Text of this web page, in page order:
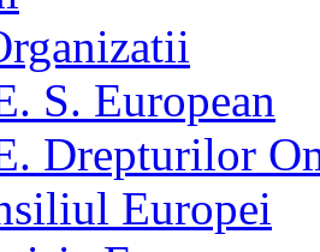
S. European
Drepturilor
Europei